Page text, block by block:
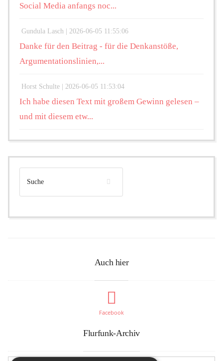
Social Media anfangs noc...
Gundula Lasch | 2026-06-05 11:55:06
Danke für den Beitrag - für die Denkanstöße,
Argumentationslinien,...
Horst Schulte | 2026-06-05 11:53:04
Ich habe diesen Text mit großem Gewinn gelesen –
und mit diesem etw...
Auch hier
Facebook
Flurfunk-Archiv